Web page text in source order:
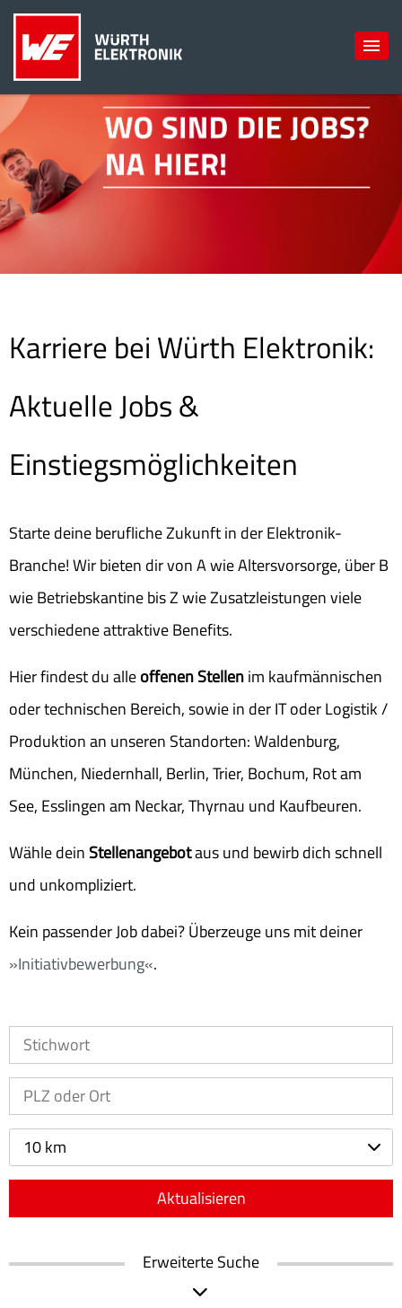
Karriere bei Würth Elektronik:
Aktuelle Jobs &
Einstiegsmöglichkeiten
Starte deine berufliche Zukunft in der Elektronik-
Branche! Wir bieten dir von A wie Altersvorsorge, über B
wie Betriebskantine bis Z wie Zusatzleistungen viele
verschiedene attraktive Benefits.
Hier findest du alleoffenen Stellenim kaufmännischen
oder technischen Bereich, sowie in der IT oder Logistik /
Produktion an unseren Standorten: Waldenburg,
München, Niedernhall, Berlin, Trier, Bochum, Rot am
See, Esslingen am Neckar, Thyrnau und Kaufbeuren.
Wähle deinStellenangebotaus und bewirb dich schnell
und unkompliziert.
Kein passender Job dabei? Überzeuge uns mit deiner
Initiativbewerbung .
10 km
Aktualisieren
Erweiterte Suche